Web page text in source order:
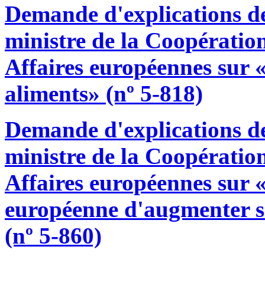
Demande d'explications
ministre de la
Affaires européennes
aliments» (nº 5-818)
Demande d'explications
ministre de la
Affaires européennes sur
européenne d'augmenter
(nº 5-860)